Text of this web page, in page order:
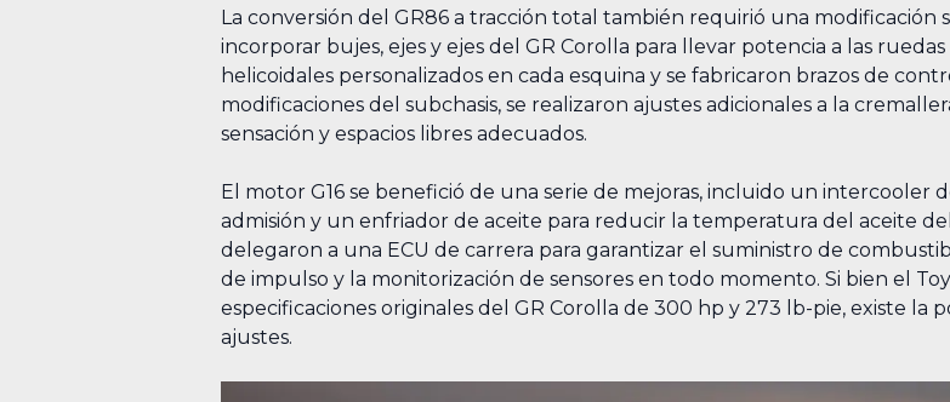
La conversión del GR86 a tracción total también requirió una modificación
incorporar bujes, ejes y ejes del GR Corolla para llevar potencia a las
helicoidales personalizados en cada esquina y se fabricaron brazos de
modificaciones del subchasis, se realizaron ajustes adicionales a la
sensación y espacios libres adecuados.
El motor G16 se benefició de una serie de mejoras, incluido un intercooler
admisión y un enfriador de aceite para reducir la temperatura del aceite
delegaron a una ECU de carrera para garantizar el suministro de
de impulso y la monitorización de sensores en todo momento. Si bien el
especificaciones originales del GR Corolla de 300 hp y 273 lb-pie, existe la
ajustes.